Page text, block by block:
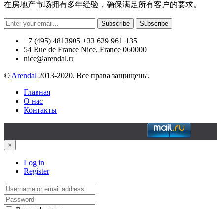
在房地产市场拥有多年经验，确保满足所有客户的要求。
Subscribe Subscribe
+7 (495) 4813905 +33 629-961-135
54 Rue de France Nice, France 060000
nice@arendal.ru
© Arendal 2013-2020. Все права защищены.
Главная
О нас
Контакты
×
Log in
Register